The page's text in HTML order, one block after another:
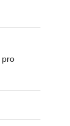
pro